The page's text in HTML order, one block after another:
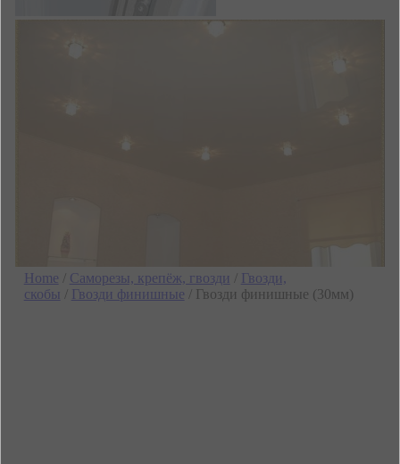
Home / Саморезы, крепёж, гвозди / Гвозди,
скобы / Гвозди финишные / Гвозди финишные (30мм)